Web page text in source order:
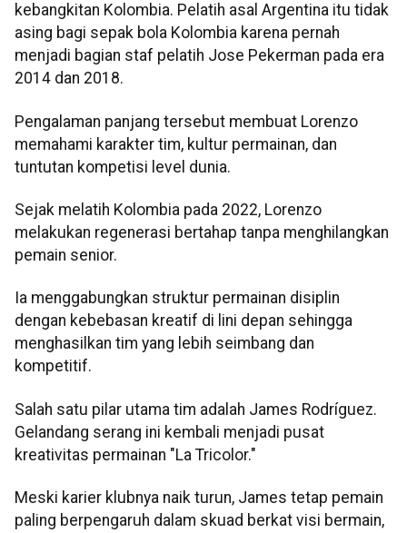
kebangkitan Kolombia. Pelatih asal Argentina itu tidak
asing bagi sepak bola Kolombia karena pernah
menjadi bagian staf pelatih Jose Pekerman pada era
2014 dan 2018.
Pengalaman panjang tersebut membuat Lorenzo
memahami karakter tim, kultur permainan, dan
tuntutan kompetisi level dunia.
Sejak melatih Kolombia pada 2022, Lorenzo
melakukan regenerasi bertahap tanpa menghilangkan
pemain senior.
Ia menggabungkan struktur permainan disiplin
dengan kebebasan kreatif di lini depan sehingga
menghasilkan tim yang lebih seimbang dan
kompetitif.
Salah satu pilar utama tim adalah James Rodríguez.
Gelandang serang ini kembali menjadi pusat
kreativitas permainan "La Tricolor."
Meski karier klubnya naik turun, James tetap pemain
paling berpengaruh dalam skuad berkat visi bermain,